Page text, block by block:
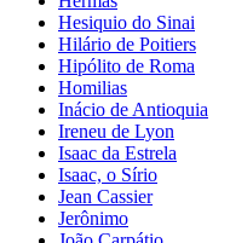
Hesiquio do Sinai
Hilário de Poitiers
Hipólito de Roma
Homilias
Inácio de Antioquia
Ireneu de Lyon
Isaac da Estrela
Isaac, o Sírio
Jean Cassier
Jerônimo